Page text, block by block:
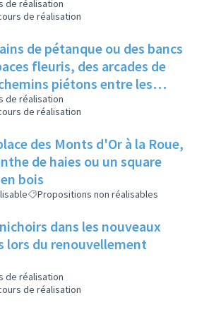
de réalisation
de réalisation
de pétanque ou des bancs
fleuris, des arcades de
piétons entre les
de réalisation
de réalisation
des Monts d'Or à la Roue,
de haies ou un square
bois
Propositions non réalisables
lors du renouvellement
de réalisation
de réalisation